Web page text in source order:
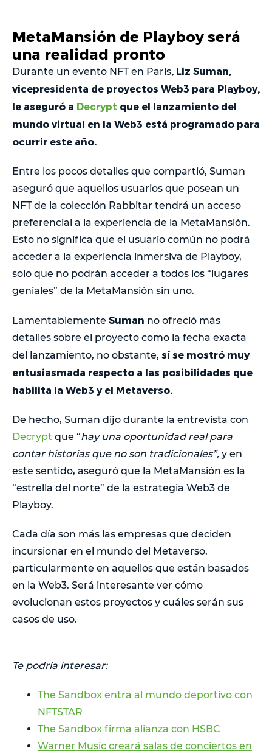
MetaMansión de Playboy será
una realidad pronto
Durante un evento NFT en París , Liz Suman,
vicepresidenta de proyectos Web3 para Playboy,
le aseguró a Decrypt que el lanzamiento del
mundo virtual en la Web3 está programado para
ocurrir este año.
Entre los pocos detalles que compartió, Suman
aseguró que aquellos usuarios que posean un
NFT de la colección Rabbitar tendrá un acceso
preferencial a la experiencia de la MetaMansión.
Esto no significa que el usuario común no podrá
acceder a la experiencia inmersiva de Playboy,
solo que no podrán acceder a todos los “lugares
geniales” de la MetaMansión sin uno.
Lamentablemente Suman no ofreció más
detalles sobre el proyecto como la fecha exacta
del lanzamiento, no obstante, sí se mostró muy
entusiasmada respecto a las posibilidades que
habilita la Web3 y el Metaverso.
De hecho, Suman dijo durante la entrevista con
Decrypt que “hay una oportunidad real para
contar historias que no son tradicionales”, y en
este sentido, aseguró que la MetaMansión es la
“estrella del norte” de la estrategia Web3 de
Playboy.
Cada día son más las empresas que deciden
incursionar en el mundo del Metaverso,
particularmente en aquellos que están basados
en la Web3. Será interesante ver cómo
evolucionan estos proyectos y cuáles serán sus
casos de uso.
Te podría interesar:
The Sandbox entra al mundo deportivo con
NFTSTAR
The Sandbox firma alianza con HSBC
Warner Music creará salas de conciertos en